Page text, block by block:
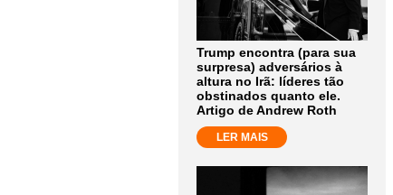
Trump encontra (para sua
surpresa) adversários à
altura no Irã: líderes tão
obstinados quanto ele.
Artigo de Andrew Roth
LER MAIS